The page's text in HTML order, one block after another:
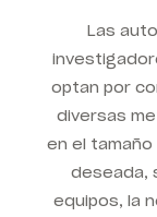
Las
optan por
diversas
en el
deseada,
equipos, la